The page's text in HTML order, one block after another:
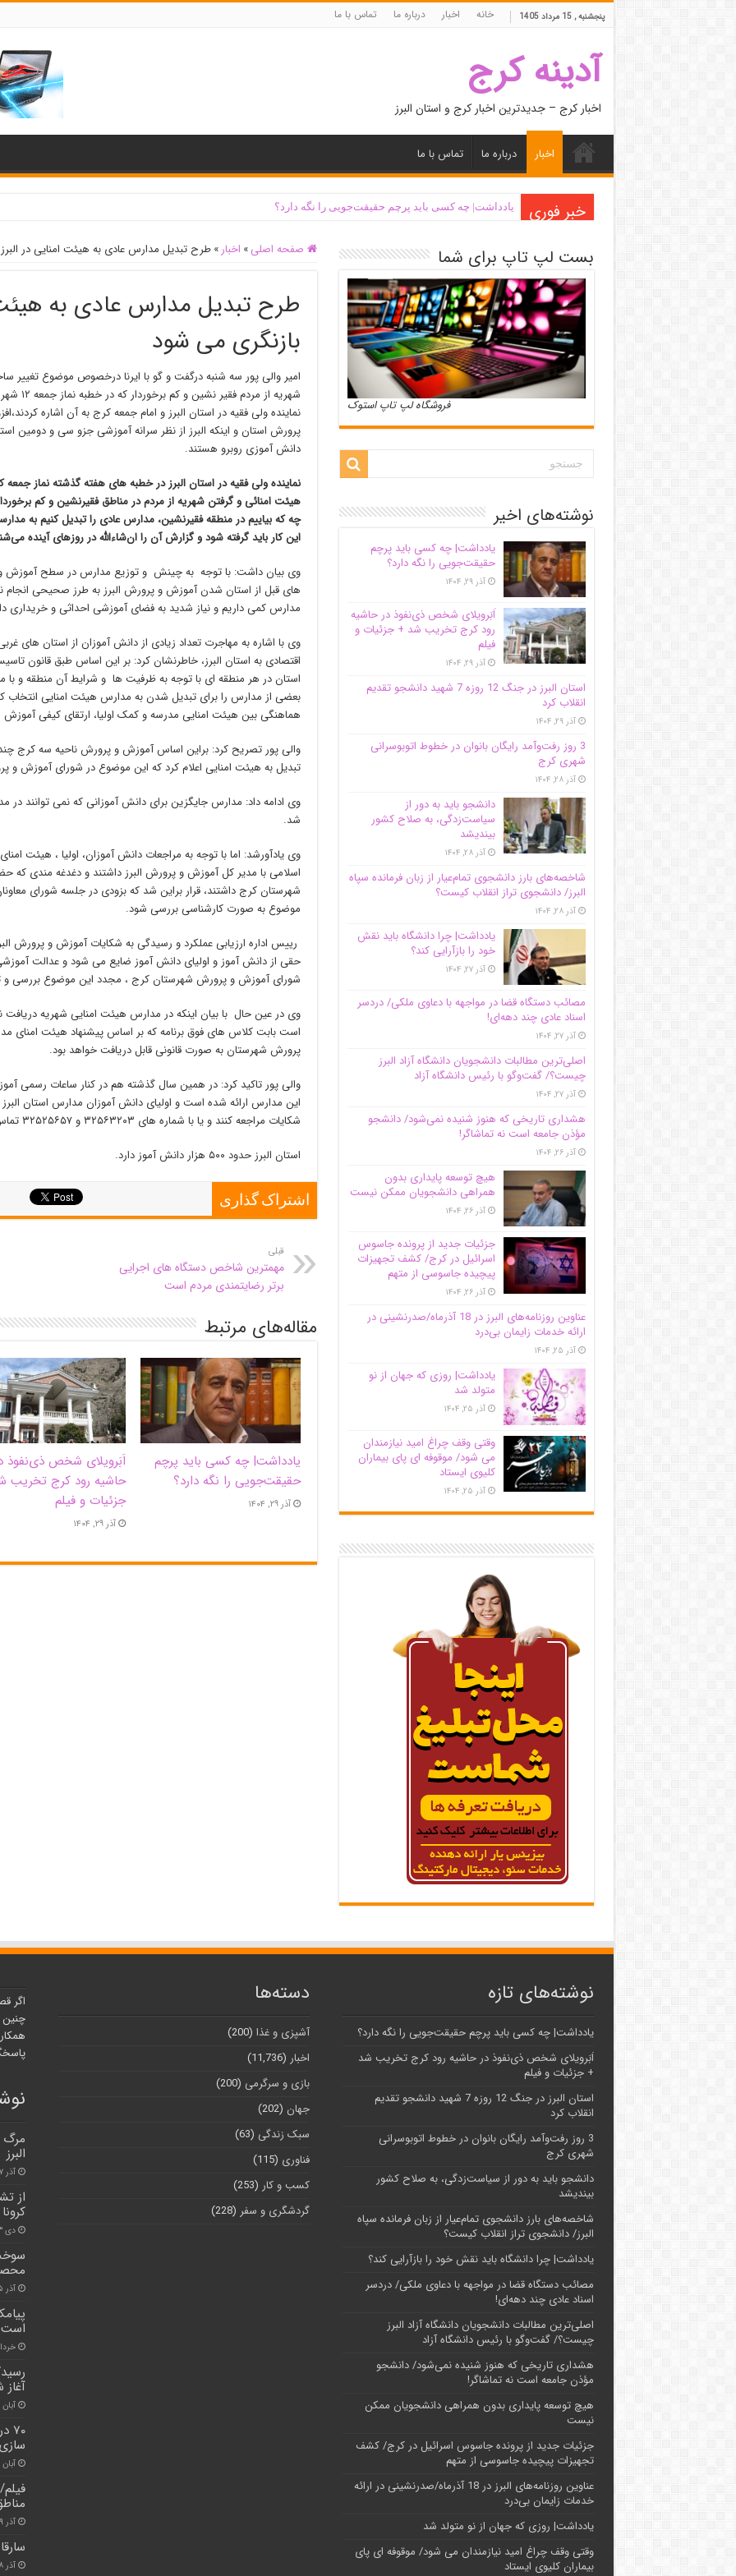
پنجشنبه , 15 مرداد 1405 خانه اخبار درباره ما تماس با ما
آدینه کرج
اخبار کرج – جدیدترین اخبار کرج و استان البرز
اخبار درباره ما تماس با ما
خبر فوری یادداشت| ‌چه کسی باید پرچم حقیقت‌جویی را نگه دارد؟
صفحه اصلی » اخبار » طرح تبدیل مدارس عادی به هیئت امنایی در
طرح تبدیل مدارس عادی به هیئت
بازنگری می شود
امیر والی پور سه شنبه درگفت و گو با ایرنا درخصوص موضوع تغییر
نماینده ولی فقیه در استان البرز و امام جمعه کرج به آن اشاره
پرورش استان و اینکه البرز از نظر سرانه آموزشی جزو سی و دومین
دانش آموزی روبرو هستند.
نماینده ولی فقیه در استان البرز در خطبه های هفته گذشته نماز
هیئت امنائی و گرفتن شهریه از مردم در مناطق فقیرنشین و کم
چه که بیاییم در منطقه فقیرنشین، مدارس عادی را تبدیل کنیم به
این کار باید گرفته شود و گزارش آن را ان‌شاءالله در روزهای آینده
وی بیان داشت: با توجه به چینش و توزیع مدارس در سطح آموزش
های قبل از استان شدن آموزش و پرورش البرز به طرز صحیحی انجام
مدارس کمی داریم و نیاز شدید به فضای آموزشی احداثی و خریداری
وی با اشاره به مهاجرت تعداد زیادی از دانش آموزان از استان های
اقتصادی به استان البرز، خاطرنشان کرد: بر این اساس طبق قانون
استان در هر منطقه ای با توجه به ظرفیت ها و شرایط آن منطقه و
بعضی از مدارس را برای تبدیل شدن به مدارس هیئت امنایی انتخاب
هماهنگی بین هیئت امنایی مدرسه و کمک اولیا، ارتقای کیفی
والی پور تصریح کرد: براین اساس آموزش و پرورش ناحیه سه کرج
تبدیل به هیئت امنایی اعلام کرد که این موضوع در شورای
وی ادامه داد: مدارس جایگزین برای دانش آموزانی که نمی توانند
شد.
وی یادآورشد: اما با توجه به مراجعات دانش آموزان، اولیا ،
اسلامی با مدیر کل آموزش و پرورش البرز داشتند و دغدغه مندی که
شهرستان کرج داشتند، قرار براین شد که بزودی در جلسه شورای
موضوع به صورت کارشناسی بررسی شود.
رییس اداره ارزیابی عملکرد و رسیدگی به شکایات آموزش و پرورش
حقی از دانش آموز و اولیای دانش آموز ضایع می شود و عدالت
شورای آموزش و پرورش شهرستان کرج ، مجدد این موضوع بررسی و
وی در عین حال با بیان اینکه در مدارس هیئت امنایی شهریه
است بابت کلاس های فوق برنامه که بر اساس پیشنهاد هیئت امنای
پرورش شهرستان به صورت قانونی قابل دریافت خواهد بود.
والی پور تاکید کرد: در همین سال گذشته هم در کنار ساعات رسمی
این مدارس ارائه شده است و اولیای دانش آموزان مدارس استان
شکایات مراجعه کنند و یا با شماره های ۳۲۵۶۳۲۰۳ و ۳۲۵۲۵۶۵۷ تماس بگیرند.
استان البرز حدود ۵۰۰ هزار دانش آموز دارد.
اشتراک گذاری
قبلی
مهمترین شاخص دستگاه های اجرایی
برتر رضایتمندی مردم است
مقاله‌های مرتبط
یادداشت| ‌چه کسی باید پرچم
حقیقت‌جویی را نگه دارد؟
آذر ۲۹, ۱۴۰۴
اَبَر‌ویلای شخص ذی‌نفوذ
حاشیه‌ رود کرج تخریب
جزئیات و فیلم
آذر ۲۹, ۱۴۰۴
بست لپ تاپ برای شما
فروشگاه لپ تاپ استوک
نوشته‌های اخیر
یادداشت| ‌چه کسی باید پرچم
حقیقت‌جویی را نگه دارد؟
آذر ۲۹, ۱۴۰۴
اَبَر‌ویلای شخص ذی‌نفوذ در حاشیه‌
رود کرج تخریب شد + جزئیات و
فیلم
آذر ۲۹, ۱۴۰۴
استان البرز در جنگ 12 روزه 7 شهید دانشجو تقدیم
انقلاب کرد
آذر ۲۹, ۱۴۰۴
3 روز رفت‌وآمد رایگان بانوان در خطوط اتوبوسرانی
شهری کرج
آذر ۲۸, ۱۴۰۴
دانشجو باید به دور از
سیاست‌زدگی، به صلاح کشور
بیندیشد
آذر ۲۸, ۱۴۰۴
شاخصه‌های بارز دانشجوی تمام‌عیار از زبان فرمانده سپاه
البرز/ دانشجوی تراز انقلاب کیست؟
آذر ۲۸, ۱۴۰۴
یادداشت| چرا دانشگاه باید نقش
خود را بازآرایی کند؟
آذر ۲۷, ۱۴۰۴
مصائب دستگاه قضا در مواجهه با دعاوی ملکی/ دردسر
اسناد عادی چند‌ دهه‌ای!
آذر ۲۷, ۱۴۰۴
اصلی‌ترین مطالبات دانشجویان دانشگاه آزاد البرز
چیست؟/ گفت‌وگو با رئیس دانشگاه آز‌اد
آذر ۲۷, ۱۴۰۴
هشداری تاریخی که هنوز شنیده نمی‌شود/ دانشجو
مؤذن جامعه است نه تماشاگر!
آذر ۲۶, ۱۴۰۴
هیچ توسعه پایداری بدون
همراهی دانشجویان ممکن نیست
آذر ۲۶, ۱۴۰۴
جزئیات جدید از پرونده جاسوس
اسرائیل در کرج/‌ کشف تجهیزات
پیچیده جاسوسی از متهم
آذر ۲۶, ۱۴۰۴
عناوین روزنامه‌های البرز در ‌18 آذرماه/صدرنشینی در
ارائه خدمات زایمان بی‌درد
آذر ۲۵, ۱۴۰۴
یادداشت| روزی که جهان از نو
متولد شد
آذر ۲۵, ۱۴۰۴
وقتی وقف چراغ امید نیازمندان
می شود/ موقوفه ای پای بیماران
کلیوی ایستاد
آذر ۲۵, ۱۴۰۴
نوشته‌های تازه
یادداشت| ‌چه کسی باید پرچم حقیقت‌جویی را نگه دارد؟
اَبَر‌ویلای شخص ذی‌نفوذ در حاشیه‌ رود کرج تخریب شد
+ جزئیات و فیلم
استان البرز در جنگ 12 روزه 7 شهید دانشجو تقدیم
انقلاب کرد
3 روز رفت‌وآمد رایگان بانوان در خطوط اتوبوسرانی
شهری کرج
دانشجو باید به دور از سیاست‌زدگی، به صلاح کشور
بیندیشد
شاخصه‌های بارز دانشجوی تمام‌عیار از زبان فرمانده سپاه
البرز/ دانشجوی تراز انقلاب کیست؟
یادداشت| چرا دانشگاه باید نقش خود را بازآرایی کند؟
مصائب دستگاه قضا در مواجهه با دعاوی ملکی/ دردسر
اسناد عادی چند‌ دهه‌ای!
اصلی‌ترین مطالبات دانشجویان دانشگاه آزاد البرز
چیست؟/ گفت‌وگو با رئیس دانشگاه آز‌اد
هشداری تاریخی که هنوز شنیده نمی‌شود/ دانشجو
مؤذن جامعه است نه تماشاگر!
هیچ توسعه پایداری بدون همراهی دانشجویان ممکن
نیست
جزئیات جدید از پرونده جاسوس اسرائیل در کرج/‌ کشف
تجهیزات پیچیده جاسوسی از متهم
عناوین روزنامه‌های البرز در ‌18 آذرماه/صدرنشینی در ارائه
خدمات زایمان بی‌درد
یادداشت| روزی که جهان از نو متولد شد
وقتی وقف چراغ امید نیازمندان می شود/ موقوفه ای پای
بیماران کلیوی ایستاد
دسته‌ها
آشپزی و غذا (200)
اخبار (11,736)
بازی و سرگرمی (200)
جهان (202)
سبک زندگی (63)
فناوری (115)
کسب و کار (253)
گردشگری و سفر (228)
اگر
چنین
البرز
آذر ۲۷, ۱۴۰۰
از
کرونا
دی ۱۳, ۱۴۰۰
آذر ۱۵, ۱۴۰۰
است
خرداد ۳,
آبان ۲۶, ۱۴۰۰
آبان ۳۰, ۱۴۰۰
آذر ۱۹, ۱۴۰۰
آذر ۱۸, ۱۴۰۰